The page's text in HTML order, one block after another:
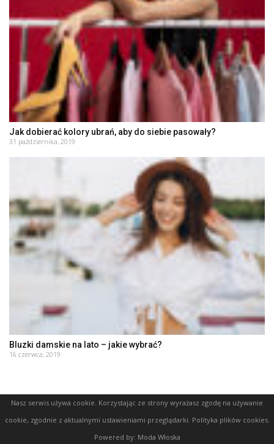
Jak dobierać kolory ubrań, aby do siebie pasowały?
31 października, 2019
Bluzki damskie na lato – jakie wybrać?
16 czerwca, 2019
Nasz serwis używa cookie. Korzystając ze strony wyrażasz zgodę na używanie
cookie, zgodnie z aktualnymi ustawieniami przeglądarki. Polityka plików cookies.
Powered by: Moda Włoska